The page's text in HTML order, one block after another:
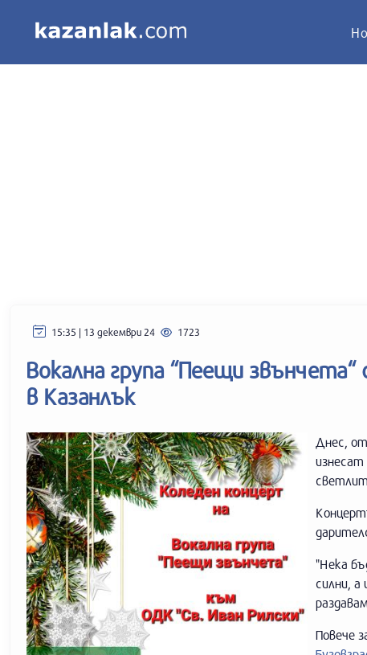
15:35 | 13 декември 24 1723
Вокална група “Пеещи
в Казанлък
Днес,
"Нека
силни, а
Повече